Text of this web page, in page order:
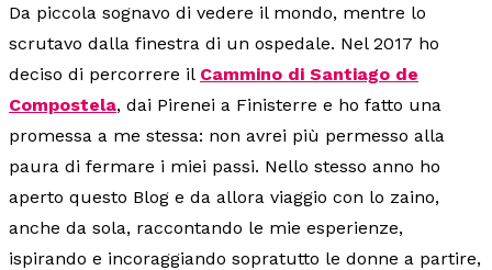
Da piccola sognavo di vedere il mondo, mentre lo
scrutavo dalla finestra di un ospedale. Nel 2017 ho
deciso di percorrere il Cammino di Santiago de
Compostela, dai Pirenei a Finisterre e ho fatto una
promessa a me stessa: non avrei più permesso alla
paura di fermare i miei passi. Nello stesso anno ho
aperto questo Blog e da allora viaggio con lo zaino,
anche da sola, raccontando le mie esperienze,
ispirando e incoraggiando sopratutto le donne a partire,